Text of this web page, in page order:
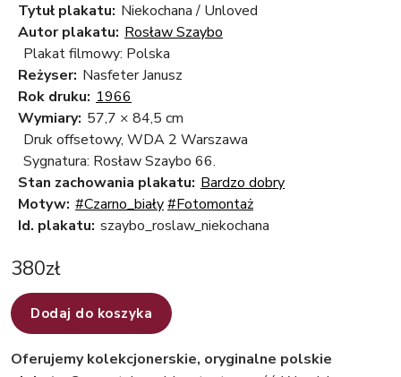
Tytuł plakatu: Niekochana / Unloved
Autor plakatu: Rosław Szaybo
Plakat filmowy: Polska
Reżyser: Nasfeter Janusz
Rok druku: 1966
Wymiary: 57,7 × 84,5 cm
Druk offsetowy, WDA 2 Warszawa
Sygnatura: Rosław Szaybo 66.
Stan zachowania plakatu: Bardzo dobry
Motyw: #Czarno_biały#Fotomontaż
Id. plakatu: szaybo_roslaw_niekochana
380zł
Dodaj do koszyka
Oferujemy kolekcjonerskie, oryginalne polskie